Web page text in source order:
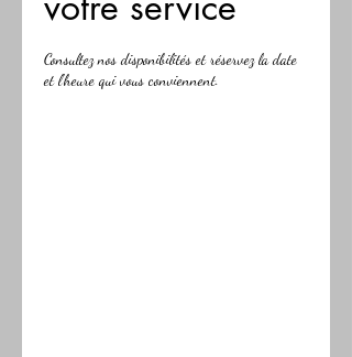
Consultez nos disponibilités et réservez la date
et l'heure qui vous conviennent.